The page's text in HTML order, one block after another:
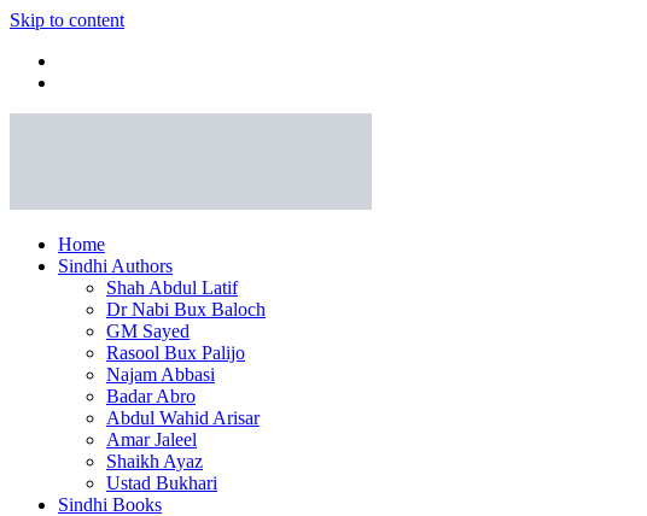
Skip to content
Home
Sindhi Authors
Shah Abdul Latif
Dr Nabi Bux Baloch
GM Sayed
Rasool Bux Palijo
Najam Abbasi
Badar Abro
Abdul Wahid Arisar
Amar Jaleel
Shaikh Ayaz
Ustad Bukhari
Sindhi Books